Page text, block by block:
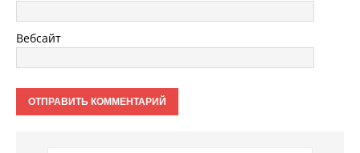
Вебсайт